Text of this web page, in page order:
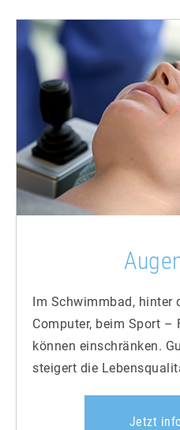
Im Schwimmbad, hinter
Computer, beim Sport –
können einschränken.
steigert die
Jetzt